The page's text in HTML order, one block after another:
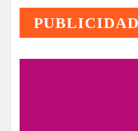
PUBLICIDAD